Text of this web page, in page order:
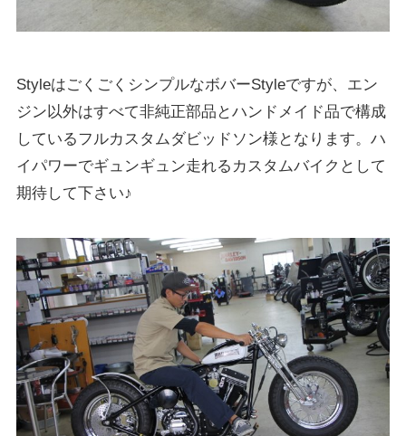
StyleはごくごくシンプルなボバーStyleですが、エン
ジン以外はすべて非純正部品とハンドメイド品で構成
しているフルカスタムダビッドソン様となります。ハ
イパワーでギュンギュン走れるカスタムバイクとして
期待して下さい♪